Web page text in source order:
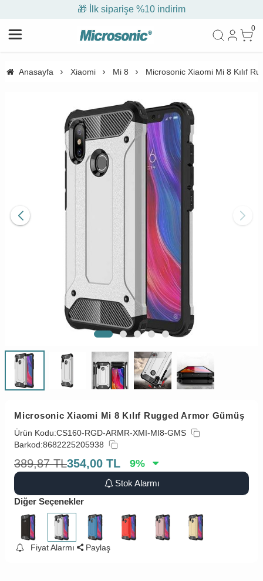
🎁 İlk siparişe %10 indirim
0
Anasayfa Xiaomi Mi 8 Microsonic Xiaomi Mi 8 Kılıf
Microsonic Xiaomi Mi 8 Kılıf Rugged Armor Gümüş
Ürün Kodu:CS160-RGD-ARMR-XMI-MI8-GMS
Barkod:8682225205938
389,87 TL354,00 TL 9%
Stok Alarmı
Diğer Seçenekler
Fiyat Alarmı Paylaş